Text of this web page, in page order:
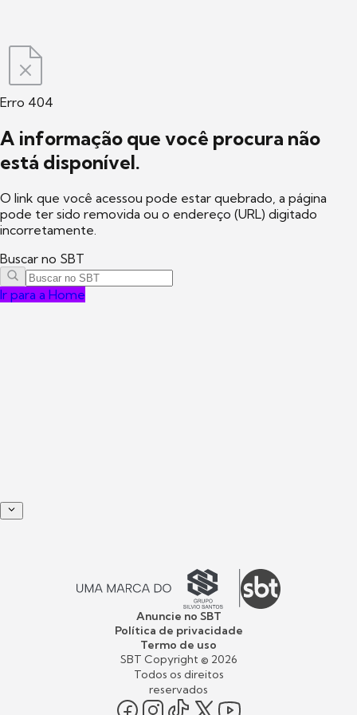
Erro 404
A informação que você procura não
está disponível.
O link que você acessou pode estar quebrado, a página
pode ter sido removida ou o endereço (URL) digitado
incorretamente.
Buscar no SBT
Ir para a Home
Anuncie no SBT
Política de privacidade
Termo de uso
SBT Copyright © 2026
Todos os direitos
reservados